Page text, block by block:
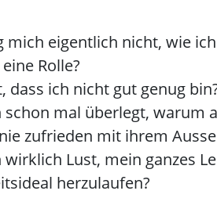
mich eigentlich nicht, wie
Rolle?
dass ich nicht gut genug
schon mal überlegt, warum
zufrieden mit ihrem
wirklich Lust, mein ganzes
herzulaufen?